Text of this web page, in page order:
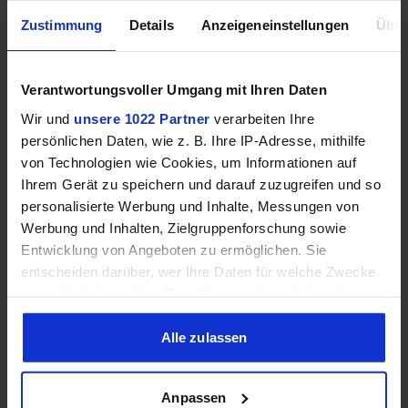
Zustimmung Details Anzeigeneinstellungen
Verantwortungsvoller Umgang mit Ihren Daten
Wir und unsere 1022 Partner verarbeiten Ihre
persönlichen Daten, wie z. B. Ihre IP-Adresse, mithilfe
von Technologien wie Cookies, um Informationen auf
Ihrem Gerät zu speichern und darauf zuzugreifen und so
personalisierte Werbung und Inhalte, Messungen von
Werbung und Inhalten, Zielgruppenforschung sowie
Entwicklung von Angeboten zu ermöglichen. Sie
entscheiden darüber, wer Ihre Daten für welche Zwecke
Cookie-Erklärung oder durch Klicken auf das Privacy
Trigger Symbol ändern oder widerrufen
Alle zulassen
Anpassen
Mainboard-Kompatibilität
Sockel –
Chipsatz-Eignung –
Chipsatz-Interface –